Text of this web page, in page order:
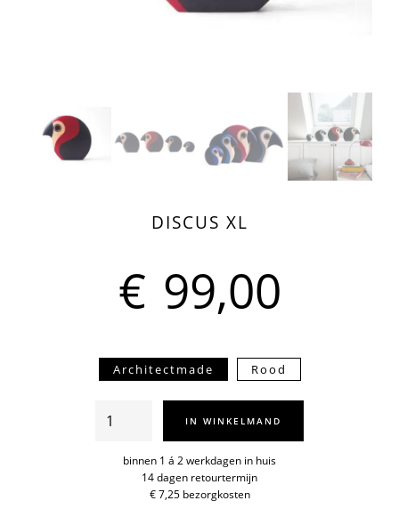
DISCUS XL
€ 99,00
Architectmade Rood
Discus
aantal
IN WINKELMAND
binnen 1 á 2 werkdagen in huis
14 dagen retourtermijn
€ 7,25 bezorgkosten